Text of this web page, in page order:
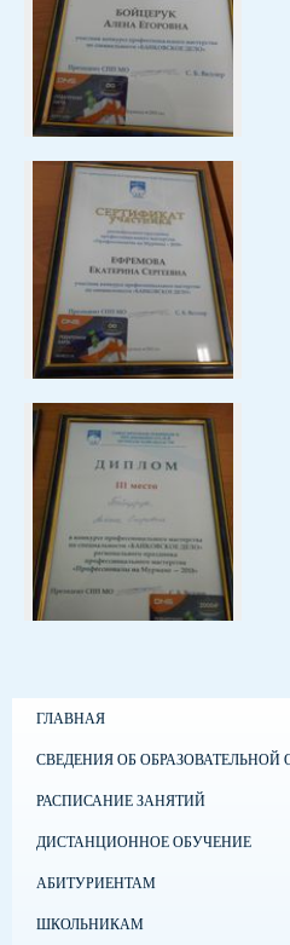
ГЛАВНАЯ
СВЕДЕНИЯ ОБ ОБРАЗОВАТЕЛЬНОЙ
РАСПИСАНИЕ ЗАНЯТИЙ
ДИСТАНЦИОННОЕ ОБУЧЕНИЕ
АБИТУРИЕНТАМ
ШКОЛЬНИКАМ